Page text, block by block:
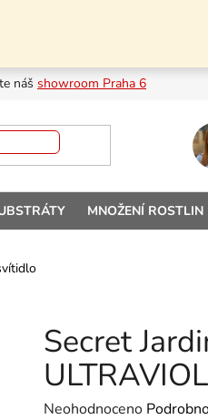
náš showroom Praha 6
MNOŽENÍ ROSTLIN
Secret
Průměrné hodnocení
Neohodnoceno